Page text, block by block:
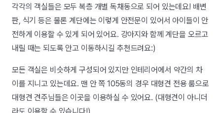
각각의 객실들은 모두 복층 개별 독채동으로 되어 있는데요! 배변
판, 식기 등은 물론 계단에는 이렇게 안전문이 있어서 아이들이 안
전하게 이용할 수 있게 되어 있어요. 강아지와 함께 계단을 오르고
내릴 때는 되도록 안고 이동하시길 추천드려요:)
모든 객실은 비슷하게 구성되어 있지만 인테리어에서 약간의 차
이를 지니고 있는데요. 맨 안 쪽 105동의 경우 대형견 전용 룸으로
대형견 견주님들은 이곳을 이용하실 수 있어요. (대형견이 아니더